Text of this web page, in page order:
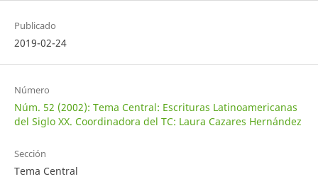
Publicado
2019-02-24
Número
Núm. 52 (2002): Tema Central: Escrituras Latinoamericanas
del Siglo XX. Coordinadora del TC: Laura Cazares Hernández
Sección
Tema Central